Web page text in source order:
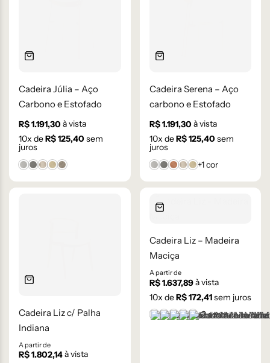
Cadeira Júlia – Aço
Carbono e Estofado
R$1.191,30 à vista
10x deR$125,40 sem
juros
Bouclê 1
Bouclê 2
Facto 61
Linho 11
Linho 14
Cadeira Serena – Aço
carbono e Estofado
R$1.191,30 à vista
10x deR$125,40 sem
juros
Bouclê 1
Bouclê 2
Cartago
Facto 61
Linho 11
+1 cor
Cadeira Liz c/ Palha
Indiana
A partir de
R$1.802,14à vista
Cadeira Liz – Madeira
Maciça
A partir de
R$1.637,89à vista
10x deR$172,41sem juros
Castanho
Castanho Médio
Laca Branco
Laca Cinza
Laca Preta
+2 cores